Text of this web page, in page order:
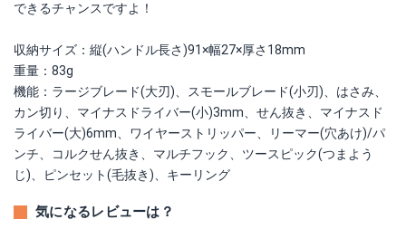
できるチャンスですよ！
収納サイズ：縦(ハンドル長さ)91×幅27×厚さ18mm
重量：83g
機能：ラージブレード(大刃)、スモールブレード(小刃)、はさみ、
カン切り、マイナスドライバー(小)3mm、せん抜き、マイナスド
ライバー(大)6mm、ワイヤーストリッパー、リーマー(穴あけ)/パ
ンチ、コルクせん抜き、マルチフック、ツースピック(つまよう
じ)、ピンセット(毛抜き)、キーリング
気になるレビューは？